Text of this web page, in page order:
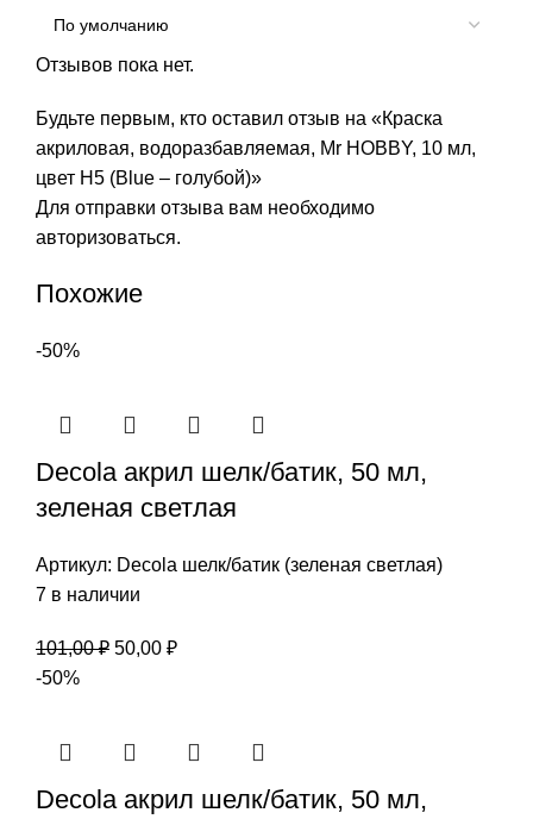
Отзывов пока нет.
Будьте первым, кто оставил отзыв на «Краска
акриловая, водоразбавляемая, Mr HOBBY, 10 мл,
цвет Н5 (Blue – голубой)»
Для отправки отзыва вам необходимо
авторизоваться.
Похожие
-50%
Decola акрил шелк/батик, 50 мл,
зеленая светлая
Артикул: Decola шелк/батик (зеленая светлая)
7 в наличии
101,00₽ Первоначальная
50,00 ₽Текущая
-50%
Decola акрил шелк/батик, 50 мл,